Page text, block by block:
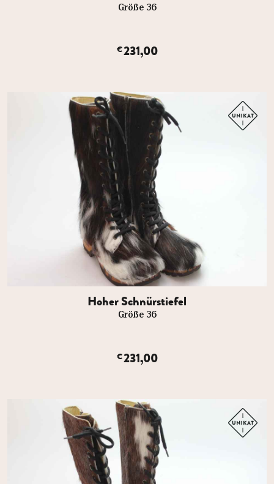
Größe 36
€231,00
Hoher Schnürstiefel
Größe 36
€231,00